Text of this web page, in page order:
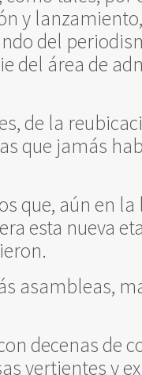
y
del
del área de
de la
que jamás
que, aún en
esta nueva
asambleas,
decenas de
vertientes y